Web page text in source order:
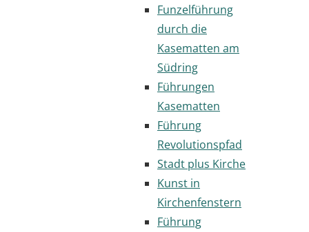
Funzelführung
durch die
Kasematten am
Südring
Führungen
Kasematten
Führung
Revolutionspfad
Stadt plus Kirche
Kunst in
Kirchenfenstern
Führung